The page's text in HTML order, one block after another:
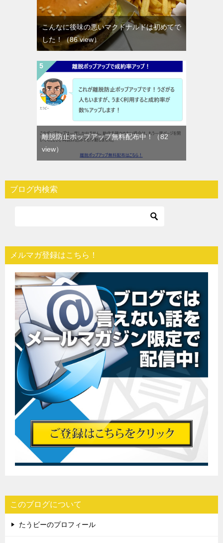
こんなに後味の悪いマクドナルドは初めてで
した！（86 view）
離脱防止ポップアップ無料配布中！（82
view）
ブログ内検索
メルマガ登録はこちら！
このブログについて
たうビーのプロフィール